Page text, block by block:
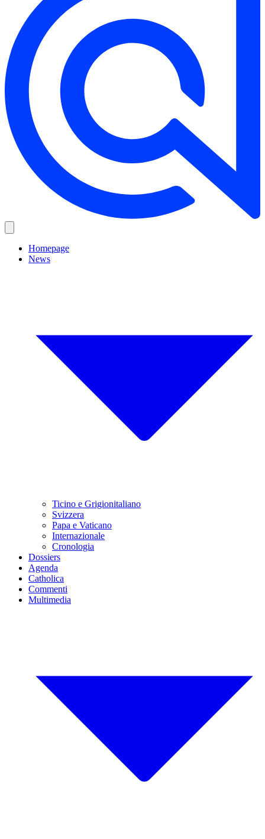
Homepage
News
Ticino e Grigionitaliano
Svizzera
Papa e Vaticano
Internazionale
Cronologia
Dossiers
Agenda
Catholica
Commenti
Multimedia